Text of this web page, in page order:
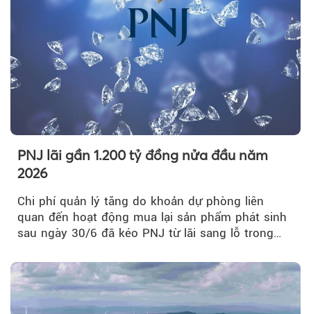
PNJ lãi gần 1.200 tỷ đồng nửa đầu năm
2026
Chi phí quản lý tăng do khoản dự phòng liên
quan đến hoạt động mua lại sản phẩm phát sinh
sau ngày 30/6 đã kéo PNJ từ lãi sang lỗ trong